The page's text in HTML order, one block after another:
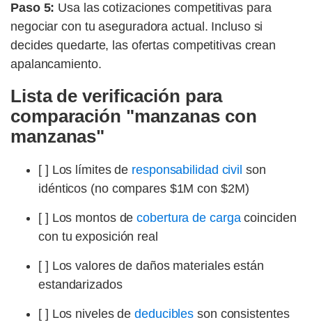
Paso 5: Usa las cotizaciones competitivas para
negociar con tu aseguradora actual. Incluso si
decides quedarte, las ofertas competitivas crean
apalancamiento.
Lista de verificación para
comparación "manzanas con
manzanas"
[ ] Los límites de responsabilidad civil son
idénticos (no compares $1M con $2M)
[ ] Los montos decobertura de cargacoinciden
con tu exposición real
[ ] Los valores de daños materiales están
estandarizados
[ ] Los niveles dededuciblesson consistentes